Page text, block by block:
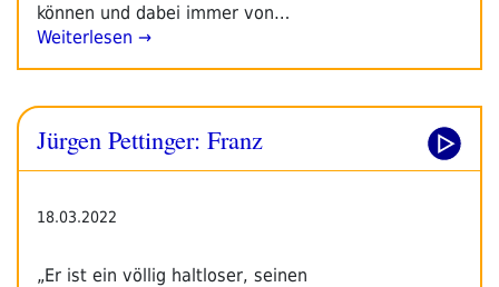
können und dabei immer von…
Weiterlesen →
Jürgen Pettinger: Franz
18.03.2022
„Er ist ein völlig haltloser, seinen